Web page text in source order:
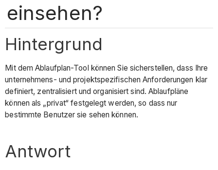
einsehen?
Hintergrund
Mit dem Ablaufplan-Tool können Sie sicherstellen, dass Ihre
unternehmens- und projektspezifischen Anforderungen klar
definiert, zentralisiert und organisiert sind. Ablaufpläne
können als „privat“ festgelegt werden, so dass nur
bestimmte Benutzer sie sehen können.
Antwort